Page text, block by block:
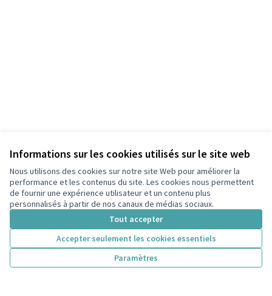
Informations sur les cookies utilisés sur le site web
Nous utilisons des cookies sur notre site Web pour améliorer la
performance et les contenus du site. Les cookies nous permettent
de fournir une expérience utilisateur et un contenu plus
personnalisés à partir de nos canaux de médias sociaux.
Tout accepter
Accepter seulement les cookies essentiels
Paramètres